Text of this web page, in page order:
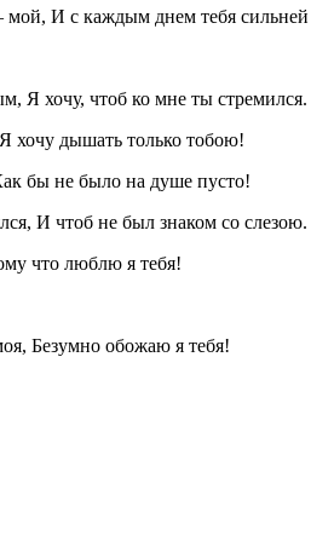
мой, И с каждым днем тебя
Я хочу, чтоб ко мне ты стремился.
хочу дышать только тобою!
бы не было на душе пусто!
И чтоб не был знаком со слезою.
что люблю я тебя!
Безумно обожаю я тебя!